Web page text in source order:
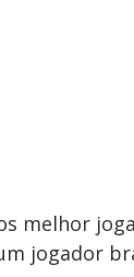
melhor
jogador